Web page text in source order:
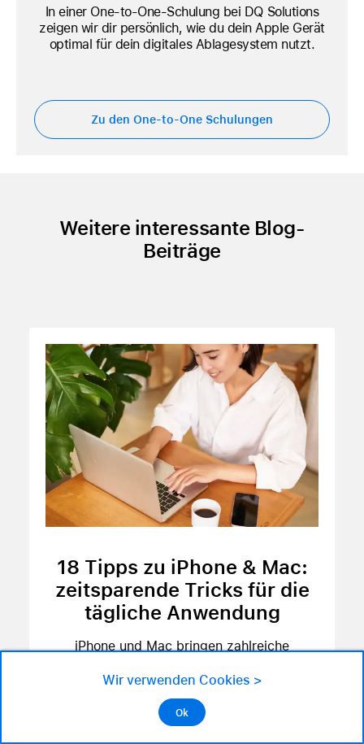
In einer One-to-One-Schulung bei DQ Solutions
zeigen wir dir persönlich, wie du dein Apple Gerät
optimal für dein digitales Ablagesystem nutzt.
Zu den One-to-One Schulungen
Weitere interessante Blog-
Beiträge
18 Tipps zu iPhone & Mac:
zeitsparende Tricks für die
tägliche Anwendung
iPhone und Mac bringen zahlreiche
obwohl sie Abläufe vereinfachen. Wir...
Wir verwenden Cookies >
Ok